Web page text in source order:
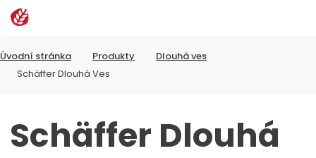
Úvodní stránka Produkty
Dlouhá ves
Schäffer Dlouhá Ves
Schäffer Dlouhá